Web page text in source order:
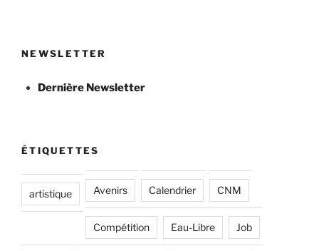
NEWSLETTER
Dernière Newsletter
ÉTIQUETTES
artistique Avenirs Calendrier CNM
Compétition Eau-Libre Job